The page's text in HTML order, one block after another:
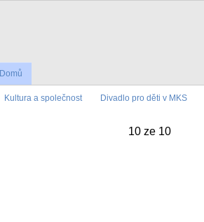
Domů
Kultura a společnost Divadlo pro děti v MKS
10 ze 10